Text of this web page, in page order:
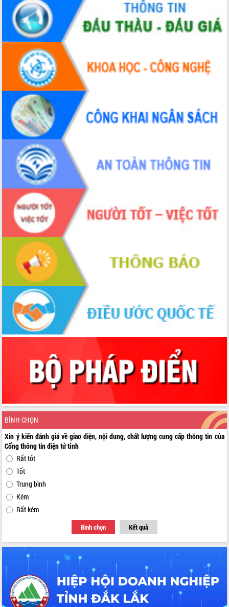
BÌNH CHỌN
Xin ý kiến đánh giá về giao diện, nội dung, chất lượng cung cấp thông tin của
Cổng thông tin điện tử tỉnh
Rất tốt
Tốt
Trung bình
Kém
Rất kém
Bình chọn Kết quả